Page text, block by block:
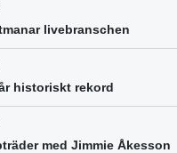
livebranschen
historiskt rekord
med Jimmie Åkesson